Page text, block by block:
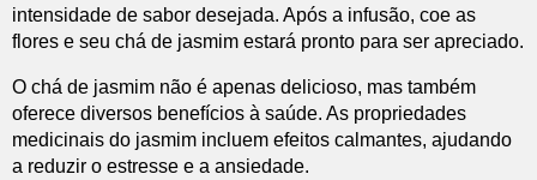
intensidade de sabor desejada. Após a infusão, coe as
flores e seu chá de jasmim estará pronto para ser apreciado.
O chá de jasmim não é apenas delicioso, mas também
oferece diversos benefícios à saúde. As propriedades
medicinais do jasmim incluem efeitos calmantes, ajudando
a reduzir o estresse e a ansiedade.